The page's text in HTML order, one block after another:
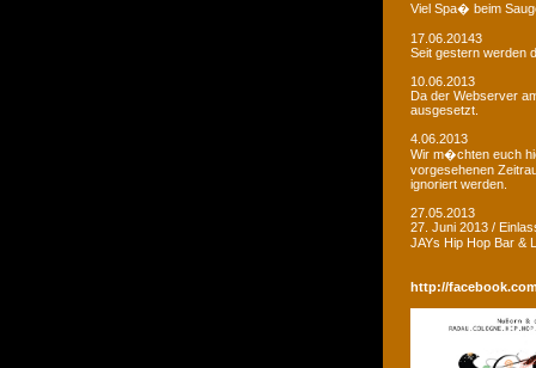
Viel Spa� beim
17.06.20143
Seit gestern werden
10.06.2013
Da der Webserver
ausgesetzt.
4.06.2013
Wir m�chten euch
vorgesehenen
ignoriert werden.
27.05.2013
27. Juni 2013 /
JAYs Hip Hop Bar &
http://